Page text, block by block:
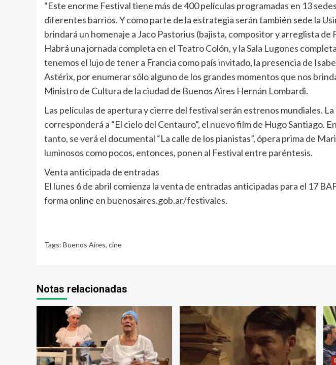
“Este enorme Festival tiene más de 400 películas programadas en 13
diferentes barrios. Y como parte de la estrategia serán también sede la
brindará un homenaje a Jaco Pastorius (bajista, compositor y arreglista de
Habrá una jornada completa en el Teatro Colón, y la Sala Lugones
tenemos el lujo de tener a Francia como país invitado, la presencia de
Astérix, por enumerar sólo alguno de los grandes momentos que nos
Ministro de Cultura de la ciudad de Buenos Aires Hernán Lombardi.
Las películas de apertura y cierre del festival serán estrenos mundiales.
corresponderá a “El cielo del Centauro”, el nuevo film de Hugo Santiago.
tanto, se verá el documental “La calle de los pianistas”, ópera prima de
luminosos como pocos, entonces, ponen al Festival entre paréntesis.
Venta anticipada de entradas
El lunes 6 de abril comienza la venta de entradas anticipadas para el 17
forma online en buenosaires.gob.ar/festivales.
Tags: Buenos Aires, cine
Notas relacionadas